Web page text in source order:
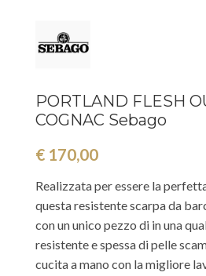
PORTLAND FLESH
COGNAC Sebago
€ 170,00
Realizzata per essere la
questa resistente scarpa da
con un unico pezzo di in una
resistente e spessa di pelle
cucita a mano con la migliore